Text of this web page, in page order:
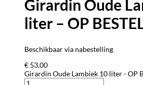
Girardin Oude
liter – OP
Beschikbaar via nabestelling
€ 53,00
Girardin Oude Lambiek 10 liter - OP